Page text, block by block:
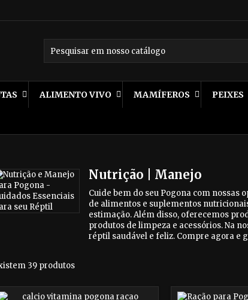
ALIMENTO VIVO MAMÍFEROS PEIXES
Nutrição | Manejo
Cuide bem do seu Pogona com nossas
de alimentos e suplementos
estimação. Além disso, oferecemos
produtos de limpeza e acessórios. Na
réptil saudável e feliz. Compre agora e
39 produtos